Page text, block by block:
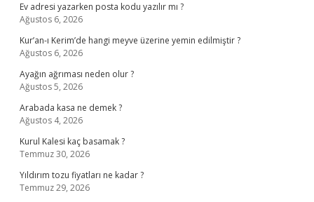
Ev adresi yazarken posta kodu yazılır mı ?
Ağustos 6, 2026
Kur’an-ı Kerim’de hangi meyve üzerine yemin edilmiştir ?
Ağustos 6, 2026
Ayağın ağrıması neden olur ?
Ağustos 5, 2026
Arabada kasa ne demek ?
Ağustos 4, 2026
Kurul Kalesi kaç basamak ?
Temmuz 30, 2026
Yıldırım tozu fiyatları ne kadar ?
Temmuz 29, 2026